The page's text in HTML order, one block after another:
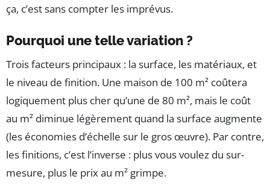
ça, c’est sans compter les imprévus.
Pourquoi une telle variation ?
Trois facteurs principaux : la surface, les matériaux, et
le niveau de finition. Une maison de 100 m² coûtera
logiquement plus cher qu’une de 80 m², mais le coût
au m² diminue légèrement quand la surface augmente
(les économies d’échelle sur le gros œuvre). Par contre,
les finitions, c’est l’inverse : plus vous voulez du sur-
mesure, plus le prix au m² grimpe.